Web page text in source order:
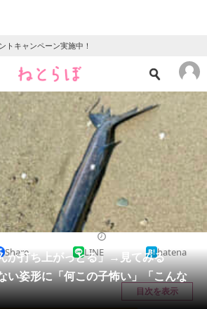
トキャンペーン実施中！
ニュース
クイズ
地域
教育・育児
リサーチ
か打ち上がっとる」→見てみる
姿形に「何この子怖い」「こんな
Share LINE hatena
目次を表示